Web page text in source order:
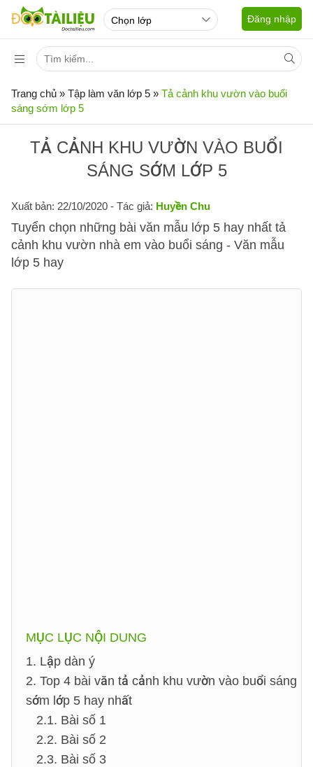
Đăng nhập
Trang chủ » Tập làm văn lớp 5 » Tả cảnh khu vườn vào buổi
sáng sớm lớp 5
TẢ CẢNH KHU VƯỜN VÀO BUỔI
SÁNG SỚM LỚP 5
Xuất bản: 22/10/2020 - Tác giả: Huyền Chu
Tuyển chọn những bài văn mẫu lớp 5 hay nhất tả
cảnh khu vườn nhà em vào buổi sáng - Văn mẫu
lớp 5 hay
MỤC LỤC NỘI DUNG
1. Lập dàn ý
2. Top 4 bài văn tả cảnh khu vườn vào buổi sáng
sớm lớp 5 hay nhất
2.1. Bài số 1
2.2. Bài số 2
2.3. Bài số 3